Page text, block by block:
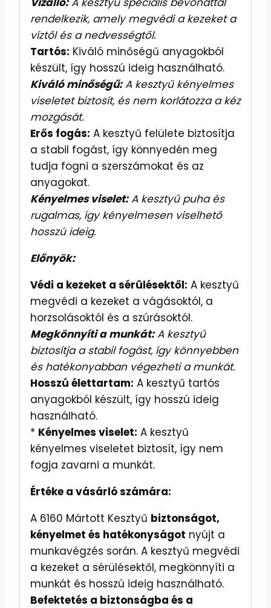
rendelkezik, amely megvédi a kezeket a
víztől és a nedvességtől.
Tartós: Kiváló minőségű anyagokból
készült, így hosszú ideig használható.
Kiváló minőségű:A kesztyű kényelmes
viseletet biztosít, és nem korlátozza a kéz
mozgását.
Erős fogás: A kesztyű felülete biztosítja
a stabil fogást, így könnyedén meg
tudja fogni a szerszámokat és az
anyagokat.
Kényelmes viselet:A kesztyű puha és
rugalmas, így kényelmesen viselhető
hosszú ideig.
Előnyök:
Védi a kezeket a sérülésektől: A kesztyű
megvédi a kezeket a vágásoktól, a
horzsolásoktól és a szúrásoktól.
Megkönnyíti a munkát:A kesztyű
biztosítja a stabil fogást, így könnyebben
és hatékonyabban végezheti a munkát.
Hosszú élettartam: A kesztyű tartós
anyagokból készült, így hosszú ideig
használható.
* Kényelmes viselet: A kesztyű
kényelmes viseletet biztosít, így nem
fogja zavarni a munkát.
Értéke a vásárló számára:
A 6160 Mártott Kesztyű biztonságot,
kényelmet és hatékonyságot nyújt a
munkavégzés során. A kesztyű megvédi
a kezeket a sérülésektől, megkönnyíti a
munkát és hosszú ideig használható.
Befektetés a biztonságba és a